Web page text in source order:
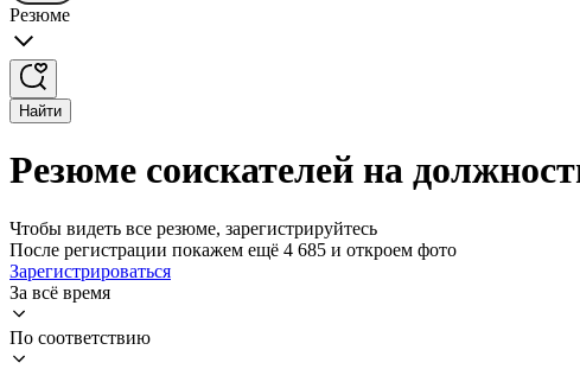
Резюме
Найти
Резюме соискателей на
Чтобы видеть все резюме, зарегистрируйтесь
После регистрации покажем ещё 4 685 и откроем фото
Зарегистрироваться
За всё время
По соответствию